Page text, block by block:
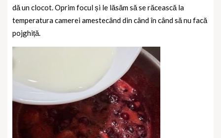
dă un clocot. Oprim focul și le lăsăm să se răcească la
temperatura camerei amestecând din când în când să nu facă
pojghiță.